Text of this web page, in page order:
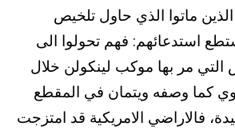
الذين ماتوا الذي حاول تلخيص
استدعائهم: فهم تحولوا الى
مر بها موكب لينكولن خلال
كما وصفه ويتمان في المقطع
فالاراضي الامريكية قد امتزجت